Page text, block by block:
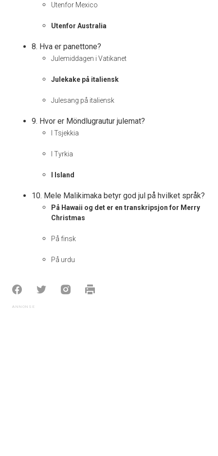
Utenfor Mexico
Utenfor Australia
8. Hva er panettone?
Julemiddagen i Vatikanet
Julekake på italiensk
Julesang på italiensk
9. Hvor er Möndlugrautur julemat?
I Tsjekkia
I Tyrkia
I Island
10. Mele Malikimaka betyr god jul på hvilket språk?
På Hawaii og det er en transkripsjon for Merry
Christmas
På finsk
På urdu